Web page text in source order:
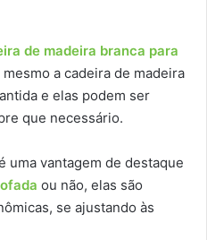
de madeira branca para
a cadeira de madeira
e elas podem ser
que necessário.
uma vantagem de destaque
ou não, elas são
se ajustando às